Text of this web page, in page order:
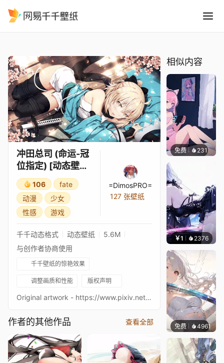
冲田总司 (命运-冠
位指定) [动态壁纸,
2K]
106
fate
动漫
少女
性感
游戏
=DimosPRO=
127 张壁纸
千千动态格式 动态壁纸
5.6M
与创作者协商使用
千千壁纸的惊艳效果
调整画质和性能 版权声明
Original artwork - https://www.pixiv.net/en/artworks/84758216Upscaled via Icons8 Tags: Anime, Game, Fate/Grand Oder, Fate/GO, FGO, Okita Souji, Saber, Animated, 2K
作者的其他作品 查看全部
相似内容
免费 231好看
￥1 2376 渔小
免费 4961